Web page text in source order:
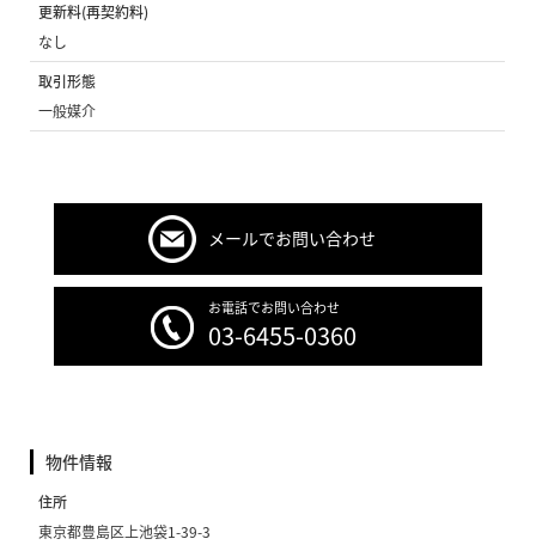
更新料(再契約料)
なし
取引形態
一般媒介
メールでお問い合わせ
お電話でお問い合わせ
03-6455-0360
物件情報
住所
東京都豊島区上池袋1-39-3